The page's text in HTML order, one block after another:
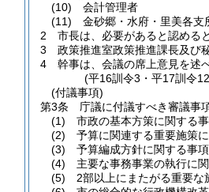
(10)
会計管理者
(11)
金砂郷・水府・里美各支
2
市長は、必要があると認める
3
政策推進室政策推進課長及び
4
幹事は、会議の席上意見を述
(平16訓令3・平17訓令
(付議事項)
第3条
庁議に付議すべき審議事
(1)
市政の基本方策に関する
(2)
予算に関連する重要施策
(3)
予算編成方針に関する事項
(4)
主要な事務事業の執行に
(5)
2部以上にまたがる重要